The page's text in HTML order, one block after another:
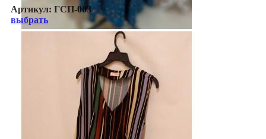
Артикул: ГСП-003
выбрать